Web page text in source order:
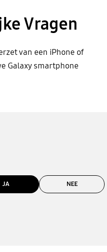
Vragen
van een iPhone of
Galaxy smartphone
JA NEE